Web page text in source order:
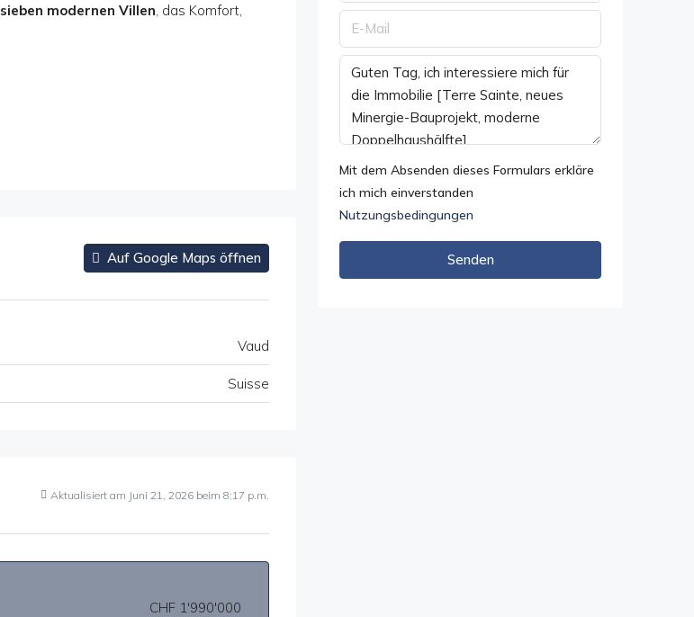
sieben modernen Villen , das Komfort,
Auf Google Maps öffnen
Vaud
Suisse
Aktualisiert am Juni 21, 2026 beim 8:17 p.m.
CHF 1'990'000
Mit dem Absenden dieses Formulars erkläre
ich mich einverstanden
Nutzungsbedingungen
Senden